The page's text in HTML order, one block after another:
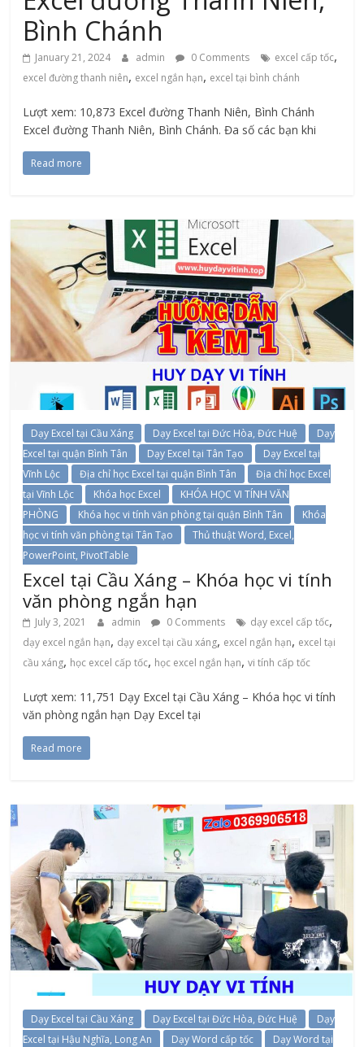
Bình Chánh
January 21, 2024 admin 0 Comments excel cấp tốc,
excel đường thanh niên, excel ngắn hạn, excel tại bình chánh
Lượt xem: 10,873 Excel đường Thanh Niên, Bình Chánh
Excel đường Thanh Niên, Bình Chánh. Đa số các bạn khi
Read more
Dạy Excel tại Cầu Xáng Dạy Excel tại Đức Hòa, Đức Huệ
Dạy
Excel tại quận Bình Tân
Dạy Excel tại Tân Tạo
Dạy Excel tại
Vĩnh Lộc
Địa chỉ học Excel tại quận Bình Tân
Địa chỉ học Excel
tại Vĩnh Lộc
Khóa học Excel
KHÓA HỌC VI TÍNH VĂN
PHÒNG
Khóa học vi tính văn phòng tại quận Bình Tân
Khóa
học vi tính văn phòng tại Tân Tạo
Thủ thuật Word, Excel,
PowerPoint, PivotTable
Excel tại Cầu Xáng – Khóa học vi tính
văn phòng ngắn hạn
July 3, 2021 admin 0 Comments dạy excel cấp tốc,
dạy excel ngắn hạn, dạy excel tại cầu xáng, excel ngắn hạn, excel tại
cầu xáng, học excel cấp tốc, học excel ngắn hạn,vi tính cấp tốc
Lượt xem: 11,751 Dạy Excel tại Cầu Xáng – Khóa học vi tính
văn phòng ngắn hạn Dạy Excel tại
Read more
Dạy Excel tại Cầu Xáng Dạy Excel tại Đức Hòa, Đức Huệ
Dạy
Excel tại Hậu Nghĩa, Long An
Dạy Word cấp tốc
Dạy Word tại